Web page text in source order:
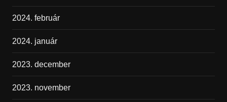
2024. február
2024. január
2023. december
2023. november